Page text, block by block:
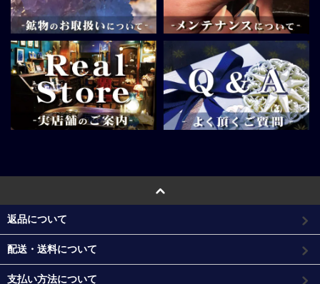
返品について
配送・送料について
支払い方法について